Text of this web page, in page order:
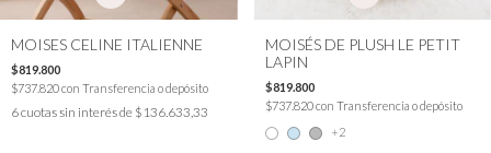
MOISES CELINE ITALIENNE
$819.800
$737.820con Transferencia o depósito
6cuotas sin interés de $136.633,33
MOISÉS DE PLUSH LE PETIT
LAPIN
$819.800
$737.820con Transferencia o depósito
+2